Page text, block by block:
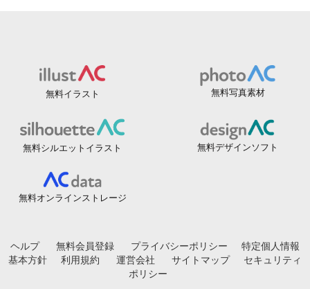
無料イラスト 無料写真素材
無料シルエットイラスト 無料デザインソフト
無料オンラインストレージ
ヘルプ 無料会員登録 プライバシーポリシー
特定個人情報
基本方針
利用規約 運営会社 サイトマップ
セキュリティ
ポリシー